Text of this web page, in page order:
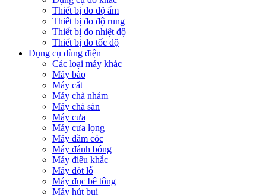
Thiết bị đo độ ẩm
Thiết bị đo độ rung
Thiết bị đo nhiệt độ
Thiết bị đo tốc độ
Dụng cụ dùng điện
Các loại máy khác
Máy bào
Máy cắt
Máy chà nhám
Máy chà sàn
Máy cưa
Máy cưa lọng
Máy đầm cóc
Máy đánh bóng
Máy điêu khắc
Máy đột lỗ
Máy đục bê tông
Máy hút bụi